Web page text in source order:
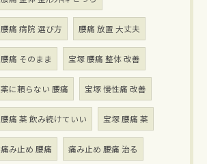
腰痛 病院 選び方 腰痛 放置 大丈夫
腰痛 そのまま 宝塚 腰痛 整体 改善
薬に頼らない 腰痛 宝塚 慢性痛 改善
腰痛 薬 飲み続けていい 宝塚 腰痛 薬
痛み止め 腰痛 痛み止め 腰痛 治る